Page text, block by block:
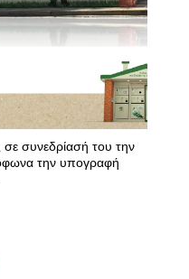
σε συνεδρίασή του την
την υπογραφή